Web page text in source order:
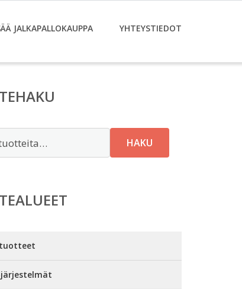
JALKAPALLOKAUPPA YHTEYSTIEDOT
HAKU
järjestelmät